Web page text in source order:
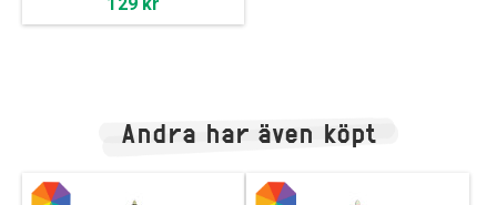
Andra har även köpt